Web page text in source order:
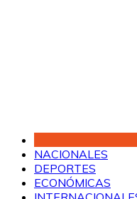
NACIONALES
DEPORTES
ECONÓMICAS